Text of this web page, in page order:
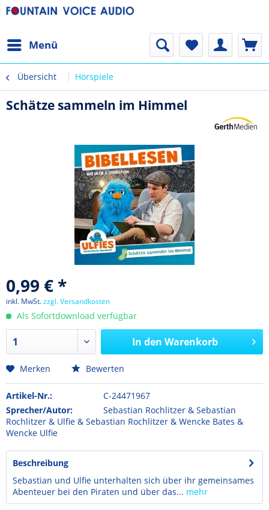
Menü
Übersicht Hörspiele
Schätze sammeln im Himmel
0,99 € *
inkl. MwSt.zzgl. Versandkosten
Als Sofortdownload verfügbar
In den Warenkorb
Merken Bewerten
Artikel-Nr.:
C-24471967
Sprecher/Autor:
Sebastian Rochlitzer & Sebastian
Rochlitzer & Ulfie & Sebastian Rochlitzer & Wencke Bates &
Wencke Ulfie
Beschreibung
Sebastian und Ulfie unterhalten sich über ihr gemeinsames
Abenteuer bei den Piraten und über das... mehr